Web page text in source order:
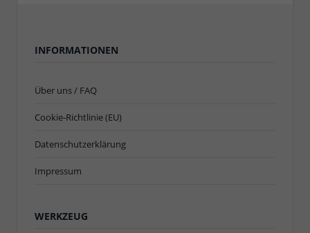
INFORMATIONEN
Über uns / FAQ
Cookie-Richtlinie (EU)
Datenschutzerklärung
Impressum
WERKZEUG